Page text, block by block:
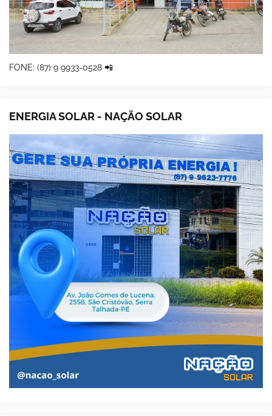
FONE: (87) 9 9933-0528 📲
ENERGIA SOLAR - NAÇÃO SOLAR